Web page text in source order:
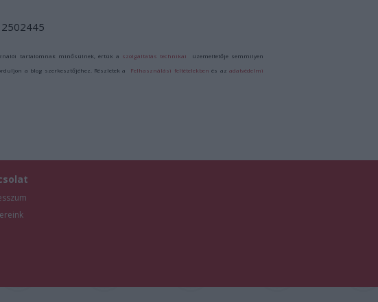
tartalomnak minősülnek, értük a szolgáltatás technikai üzemeltetője semmilyen
a blog szerkesztőjéhez. Részletek a Felhasználási feltételekben és azadatvédelmi